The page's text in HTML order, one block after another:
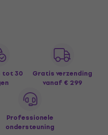
tot 30
Gratis verzending
vanaf € 299
Professionele
ondersteuning